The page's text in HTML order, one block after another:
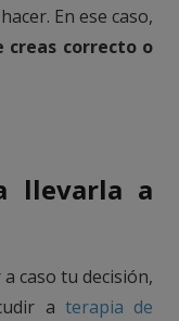
En ese caso,
correcto o
llevarla a
caso tu decisión,
a terapia de